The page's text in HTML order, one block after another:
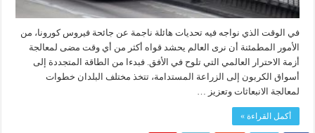
في الوقت الذي نواجه فيه تحديات هائلة ناجمة عن جائحة فيروس كورونا، من
الأمور المطمئنة أن نرى العالم يحشد قواه أكثر من أي وقت مضى لمعالجة
أزمة الاحترار العالمي التي تلوح في الأفق. فبدءا من الطاقة المتجددة إلى
أسواق الكربون إلى الزراعة المستدامة، تتخذ مختلف البلدان خطوات
لمعالجة الانبعاثات وتعزيز …
أكمل القراءة »